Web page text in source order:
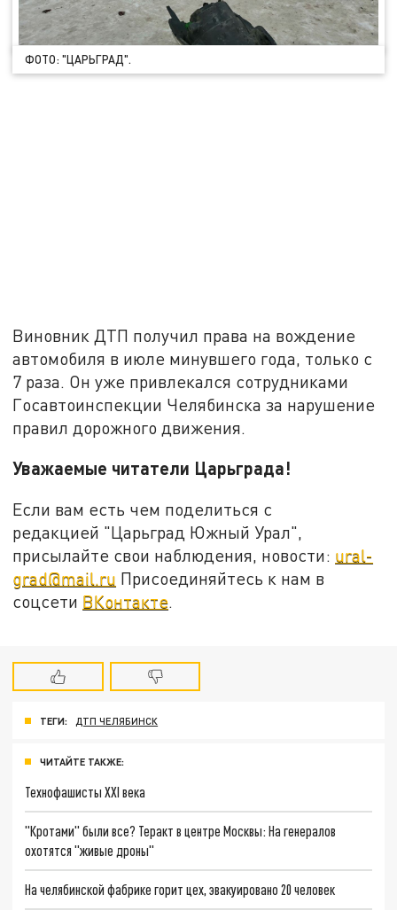
ФОТО: "ЦАРЬГРАД".
Виновник ДТП получил права на вождение
автомобиля в июле минувшего года, только с
7 раза. Он уже привлекался сотрудниками
Госавтоинспекции Челябинска за нарушение
правил дорожного движения.
Уважаемые читатели Царьграда!
Если вам есть чем поделиться с
редакцией "Царьград Южный Урал",
присылайте свои наблюдения, новости: ural-
grad@mail.ru Присоединяйтесь к нам в
соцсети ВКонтакте.
ТЕГИ: ДТП ЧЕЛЯБИНСК
ЧИТАЙТЕ ТАКЖЕ:
Технофашисты XXI века
"Кротами" были все? Теракт в центре Москвы: На генералов
охотятся "живые дроны"
На челябинской фабрике горит цех, эвакуировано 20 человек